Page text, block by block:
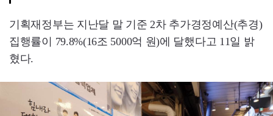
기획재정부는 지난달 말 기준 2차 추가경정예산(추경)
집행률이 79.8%(16조 5000억 원)에 달했다고 11일 밝
혔다.